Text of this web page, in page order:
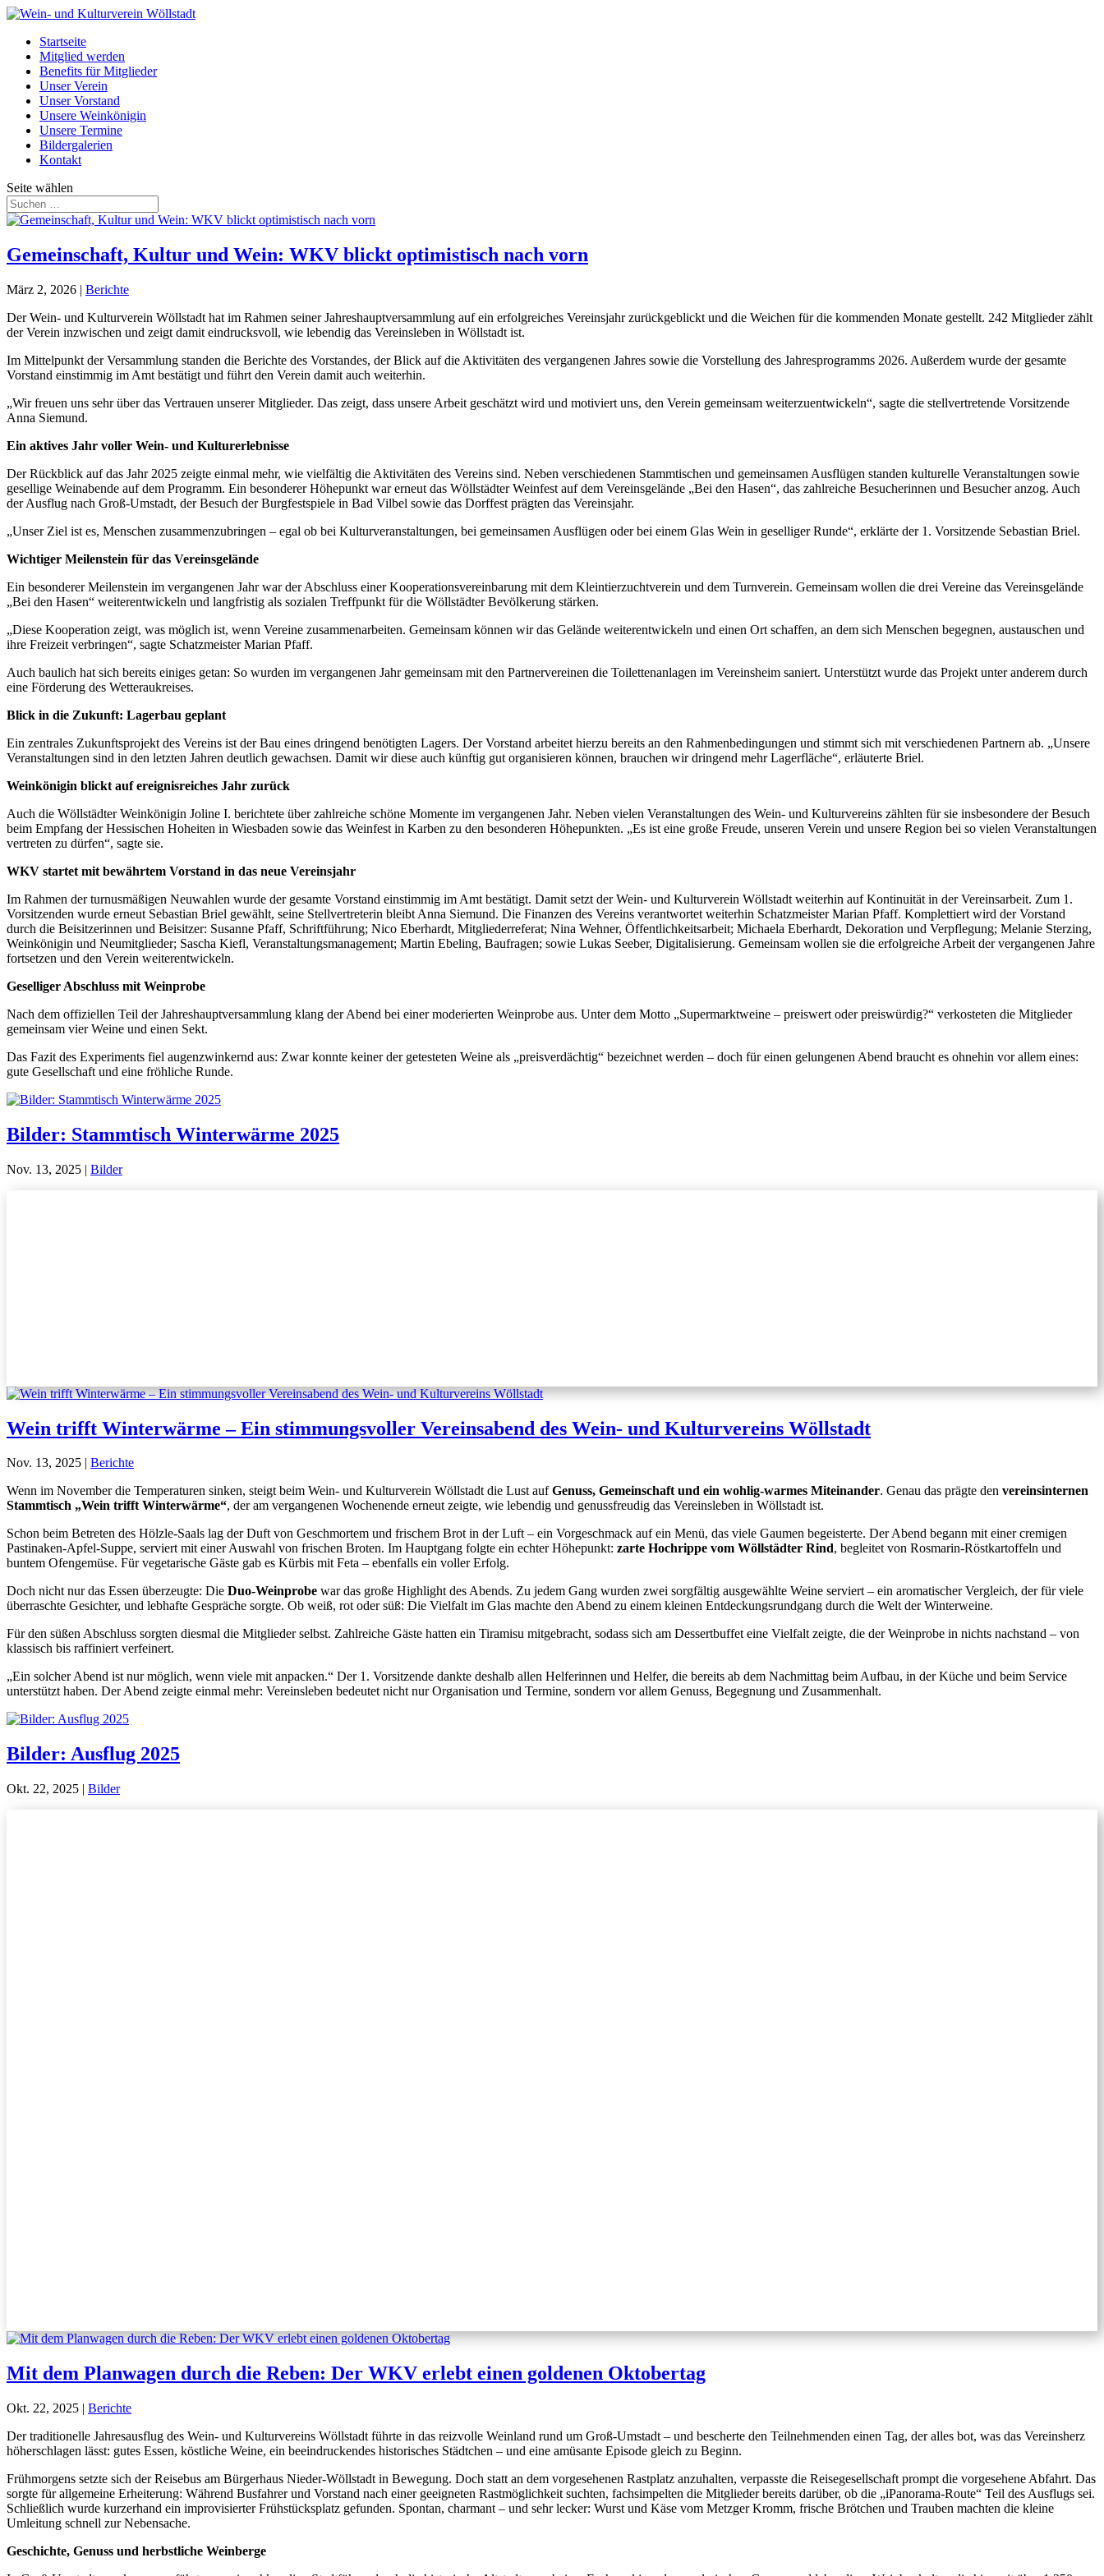
Startseite
Mitglied werden
Benefits für Mitglieder
Unser Verein
Unser Vorstand
Unsere Weinkönigin
Unsere Termine
Bildergalerien
Kontakt
Seite wählen
Gemeinschaft, Kultur und Wein: WKV blickt optimistisch nach vorn
März 2, 2026 | Berichte
Der Wein- und Kulturverein Wöllstadt hat im Rahmen seiner Jahreshauptversammlung auf ein erfolgreiches Vereinsjahr zurückgeblickt und die Weichen für die kommenden Monate gestellt. 242 Mitglieder zählt
der Verein inzwischen und zeigt damit eindrucksvoll, wie lebendig das Vereinsleben in Wöllstadt ist.
Im Mittelpunkt der Versammlung standen die Berichte des Vorstandes, der Blick auf die Aktivitäten des vergangenen Jahres sowie die Vorstellung des Jahresprogramms 2026. Außerdem wurde der gesamte
Vorstand einstimmig im Amt bestätigt und führt den Verein damit auch weiterhin.
„Wir freuen uns sehr über das Vertrauen unserer Mitglieder. Das zeigt, dass unsere Arbeit geschätzt wird und motiviert uns, den Verein gemeinsam weiterzuentwickeln“, sagte die stellvertretende Vorsitzende
Anna Siemund.
Ein aktives Jahr voller Wein- und Kulturerlebnisse
Der Rückblick auf das Jahr 2025 zeigte einmal mehr, wie vielfältig die Aktivitäten des Vereins sind. Neben verschiedenen Stammtischen und gemeinsamen Ausflügen standen kulturelle Veranstaltungen sowie
gesellige Weinabende auf dem Programm. Ein besonderer Höhepunkt war erneut das Wöllstädter Weinfest auf dem Vereinsgelände „Bei den Hasen“, das zahlreiche Besucherinnen und Besucher anzog. Auch
der Ausflug nach Groß-Umstadt, der Besuch der Burgfestspiele in Bad Vilbel sowie das Dorffest prägten das Vereinsjahr.
„Unser Ziel ist es, Menschen zusammenzubringen – egal ob bei Kulturveranstaltungen, bei gemeinsamen Ausflügen oder bei einem Glas Wein in geselliger Runde“, erklärte der 1. Vorsitzende Sebastian Briel.
Wichtiger Meilenstein für das Vereinsgelände
Ein besonderer Meilenstein im vergangenen Jahr war der Abschluss einer Kooperationsvereinbarung mit dem Kleintierzuchtverein und dem Turnverein. Gemeinsam wollen die drei Vereine das Vereinsgelände
„Bei den Hasen“ weiterentwickeln und langfristig als sozialen Treffpunkt für die Wöllstädter Bevölkerung stärken.
„Diese Kooperation zeigt, was möglich ist, wenn Vereine zusammenarbeiten. Gemeinsam können wir das Gelände weiterentwickeln und einen Ort schaffen, an dem sich Menschen begegnen, austauschen und
ihre Freizeit verbringen“, sagte Schatzmeister Marian Pfaff.
Auch baulich hat sich bereits einiges getan: So wurden im vergangenen Jahr gemeinsam mit den Partnervereinen die Toilettenanlagen im Vereinsheim saniert. Unterstützt wurde das Projekt unter anderem durch
eine Förderung des Wetteraukreises.
Blick in die Zukunft: Lagerbau geplant
Ein zentrales Zukunftsprojekt des Vereins ist der Bau eines dringend benötigten Lagers. Der Vorstand arbeitet hierzu bereits an den Rahmenbedingungen und stimmt sich mit verschiedenen Partnern ab. „Unsere
Veranstaltungen sind in den letzten Jahren deutlich gewachsen. Damit wir diese auch künftig gut organisieren können, brauchen wir dringend mehr Lagerfläche“, erläuterte Briel.
Weinkönigin blickt auf ereignisreiches Jahr zurück
Auch die Wöllstädter Weinkönigin Joline I. berichtete über zahlreiche schöne Momente im vergangenen Jahr. Neben vielen Veranstaltungen des Wein- und Kulturvereins zählten für sie insbesondere der Besuch
beim Empfang der Hessischen Hoheiten in Wiesbaden sowie das Weinfest in Karben zu den besonderen Höhepunkten. „Es ist eine große Freude, unseren Verein und unsere Region bei so vielen Veranstaltungen
vertreten zu dürfen“, sagte sie.
WKV startet mit bewährtem Vorstand in das neue Vereinsjahr
Im Rahmen der turnusmäßigen Neuwahlen wurde der gesamte Vorstand einstimmig im Amt bestätigt. Damit setzt der Wein- und Kulturverein Wöllstadt weiterhin auf Kontinuität in der Vereinsarbeit. Zum 1.
Vorsitzenden wurde erneut Sebastian Briel gewählt, seine Stellvertreterin bleibt Anna Siemund. Die Finanzen des Vereins verantwortet weiterhin Schatzmeister Marian Pfaff. Komplettiert wird der Vorstand
durch die Beisitzerinnen und Beisitzer: Susanne Pfaff, Schriftführung; Nico Eberhardt, Mitgliederreferat; Nina Wehner, Öffentlichkeitsarbeit; Michaela Eberhardt, Dekoration und Verpflegung; Melanie Sterzing,
Weinkönigin und Neumitglieder; Sascha Kiefl, Veranstaltungsmanagement; Martin Ebeling, Baufragen; sowie Lukas Seeber, Digitalisierung. Gemeinsam wollen sie die erfolgreiche Arbeit der vergangenen Jahre
fortsetzen und den Verein weiterentwickeln.
Geselliger Abschluss mit Weinprobe
Nach dem offiziellen Teil der Jahreshauptversammlung klang der Abend bei einer moderierten Weinprobe aus. Unter dem Motto „Supermarktweine – preiswert oder preiswürdig?“ verkosteten die Mitglieder
gemeinsam vier Weine und einen Sekt.
Das Fazit des Experiments fiel augenzwinkernd aus: Zwar konnte keiner der getesteten Weine als „preisverdächtig“ bezeichnet werden – doch für einen gelungenen Abend braucht es ohnehin vor allem eines:
gute Gesellschaft und eine fröhliche Runde.
Bilder: Stammtisch Winterwärme 2025
Nov. 13, 2025 | Bilder
Wein trifft Winterwärme – Ein stimmungsvoller Vereinsabend des Wein- und Kulturvereins Wöllstadt
Nov. 13, 2025 | Berichte
Wenn im November die Temperaturen sinken, steigt beim Wein- und Kulturverein Wöllstadt die Lust aufGenuss, Gemeinschaft und ein wohlig-warmes Miteinander. Genau das prägte den vereinsinternen
Stammtisch „Wein trifft Winterwärme“, der am vergangenen Wochenende erneut zeigte, wie lebendig und genussfreudig das Vereinsleben in Wöllstadt ist.
Schon beim Betreten des Hölzle-Saals lag der Duft von Geschmortem und frischem Brot in der Luft – ein Vorgeschmack auf ein Menü, das viele Gaumen begeisterte. Der Abend begann mit einer cremigen
Pastinaken-Apfel-Suppe, serviert mit einer Auswahl von frischen Broten. Im Hauptgang folgte ein echter Höhepunkt: zarte Hochrippe vom Wöllstädter Rind, begleitet von Rosmarin-Röstkartoffeln und
buntem Ofengemüse. Für vegetarische Gäste gab es Kürbis mit Feta – ebenfalls ein voller Erfolg.
Doch nicht nur das Essen überzeugte: Die Duo-Weinprobe war das große Highlight des Abends. Zu jedem Gang wurden zwei sorgfältig ausgewählte Weine serviert – ein aromatischer Vergleich, der für viele
überraschte Gesichter, und lebhafte Gespräche sorgte. Ob weiß, rot oder süß: Die Vielfalt im Glas machte den Abend zu einem kleinen Entdeckungsrundgang durch die Welt der Winterweine.
Für den süßen Abschluss sorgten diesmal die Mitglieder selbst. Zahlreiche Gäste hatten ein Tiramisu mitgebracht, sodass sich am Dessertbuffet eine Vielfalt zeigte, die der Weinprobe in nichts nachstand – von
klassisch bis raffiniert verfeinert.
„Ein solcher Abend ist nur möglich, wenn viele mit anpacken.“ Der 1. Vorsitzende dankte deshalb allen Helferinnen und Helfer, die bereits ab dem Nachmittag beim Aufbau, in der Küche und beim Service
unterstützt haben. Der Abend zeigte einmal mehr: Vereinsleben bedeutet nicht nur Organisation und Termine, sondern vor allem Genuss, Begegnung und Zusammenhalt.
Bilder: Ausflug 2025
Okt. 22, 2025 | Bilder
Mit dem Planwagen durch die Reben: Der WKV erlebt einen goldenen Oktobertag
Okt. 22, 2025 | Berichte
Der traditionelle Jahresausflug des Wein- und Kulturvereins Wöllstadt führte in das reizvolle Weinland rund um Groß-Umstadt – und bescherte den Teilnehmenden einen Tag, der alles bot, was das Vereinsherz
höherschlagen lässt: gutes Essen, köstliche Weine, ein beeindruckendes historisches Städtchen – und eine amüsante Episode gleich zu Beginn.
Frühmorgens setzte sich der Reisebus am Bürgerhaus Nieder-Wöllstadt in Bewegung. Doch statt an dem vorgesehenen Rastplatz anzuhalten, verpasste die Reisegesellschaft prompt die vorgesehene Abfahrt. Das
sorgte für allgemeine Erheiterung: Während Busfahrer und Vorstand nach einer geeigneten Rastmöglichkeit suchten, fachsimpelten die Mitglieder bereits darüber, ob die „iPanorama-Route“ Teil des Ausflugs sei.
Schließlich wurde kurzerhand ein improvisierter Frühstücksplatz gefunden. Spontan, charmant – und sehr lecker: Wurst und Käse vom Metzger Kromm, frische Brötchen und Trauben machten die kleine
Umleitung schnell zur Nebensache.
Geschichte, Genuss und herbstliche Weinberge